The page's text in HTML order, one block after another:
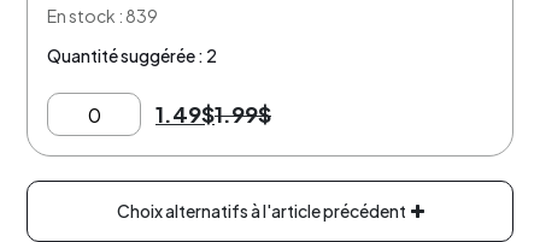
En stock : 839
Quantité suggérée : 2
1.49$1.99$
Choix alternatifs à l'article précédent